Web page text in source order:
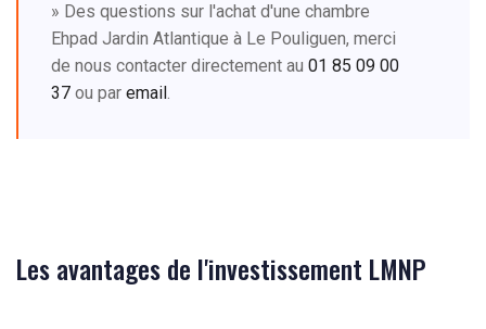
» Des questions sur l'achat d'une chambre
Ehpad Jardin Atlantique à Le Pouliguen, merci
de nous contacter directement au 01 85 09 00
37 ou par email.
Les avantages de l'investissement LMNP